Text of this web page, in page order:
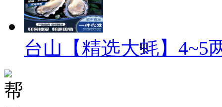
台山【精选大蚝】4~5